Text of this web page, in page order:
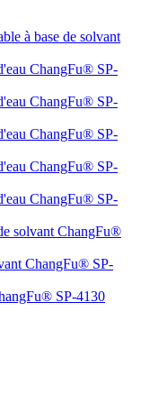
à base de solvant
ChangFu® SP-
ChangFu® SP-
ChangFu® SP-
ChangFu® SP-
ChangFu® SP-
solvant ChangFu®
ChangFu® SP-
SP-4130